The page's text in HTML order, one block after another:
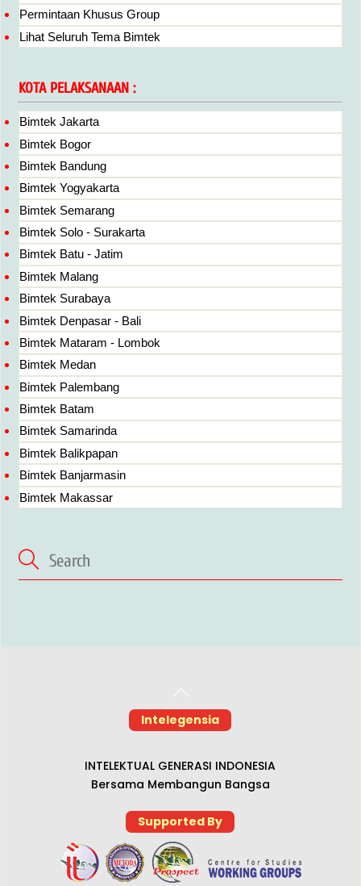
Permintaan Khusus Group
Lihat Seluruh Tema Bimtek
KOTA PELAKSANAAN :
Bimtek Jakarta
Bimtek Bogor
Bimtek Bandung
Bimtek Yogyakarta
Bimtek Semarang
Bimtek Solo - Surakarta
Bimtek Batu - Jatim
Bimtek Malang
Bimtek Surabaya
Bimtek Denpasar - Bali
Bimtek Mataram - Lombok
Bimtek Medan
Bimtek Palembang
Bimtek Batam
Bimtek Samarinda
Bimtek Balikpapan
Bimtek Banjarmasin
Bimtek Makassar
Back
To
Top
Intelegensia
INTELEKTUAL GENERASI INDONESIA
Bersama Membangun Bangsa
Supported By